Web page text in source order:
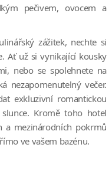
pečivem, ovocem a
zážitek, nechte si
Ať už si vynikající kousky
nebo se spolehnete na
nezapomenutelný večer.
exkluzivní romantickou
Kromě toho hotel
a mezinárodních pokrmů
ve vašem bazénu.